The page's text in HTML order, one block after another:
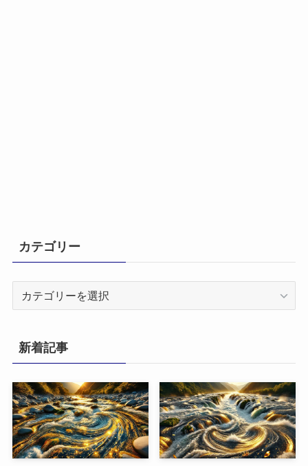
カテゴリー
リ
ー
新着記事